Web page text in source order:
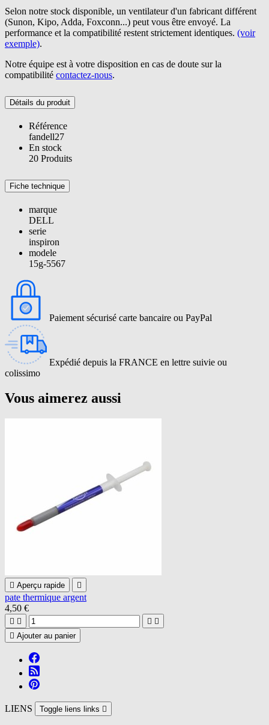
Selon notre stock disponible, un ventilateur d'un fabricant différent
(Sunon, Kipo, Adda, Foxconn...) peut vous être envoyé. La
performance et la compatibilité restent strictement identiques. (voir
exemple).
Notre équipe est à votre disposition en cas de doute sur la
compatibilité contactez-nous.
Détails du produit
Référence
fandell27
En stock
20 Produits
Fiche technique
marque
DELL
serie
inspiron
modele
15g-5567
Paiement sécurisé carte bancaire ou PayPal
Expédié depuis la FRANCE en lettre suivie ou
colissimo
Vous aimerez aussi
 Aperçu rapide 
pate thermique argent
4,50 €
   
 Ajouter au panier
LIENS Toggle liens links 